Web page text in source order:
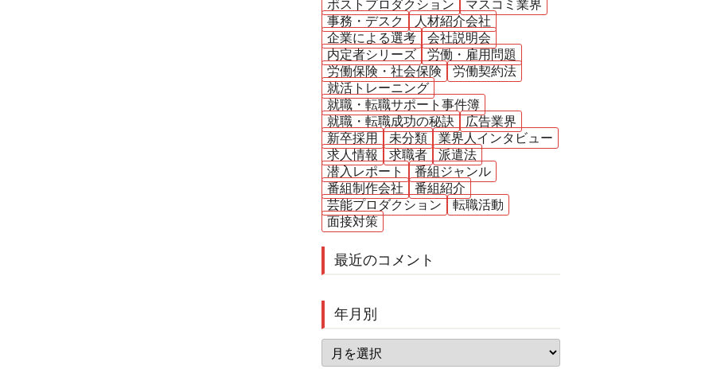
ポストプロダクション
マスコミ業界
事務・デスク
人材紹介会社
企業による選考
会社説明会
内定者シリーズ
労働・雇用問題
労働保険・社会保険
労働契約法
就活トレーニング
就職・転職サポート事件簿
就職・転職成功の秘訣
広告業界
新卒採用
未分類
業界人インタビュー
求人情報
求職者
派遣法
潜入レポート
番組ジャンル
番組制作会社
番組紹介
芸能プロダクション
転職活動
面接対策
最近のコメント
年月別
月